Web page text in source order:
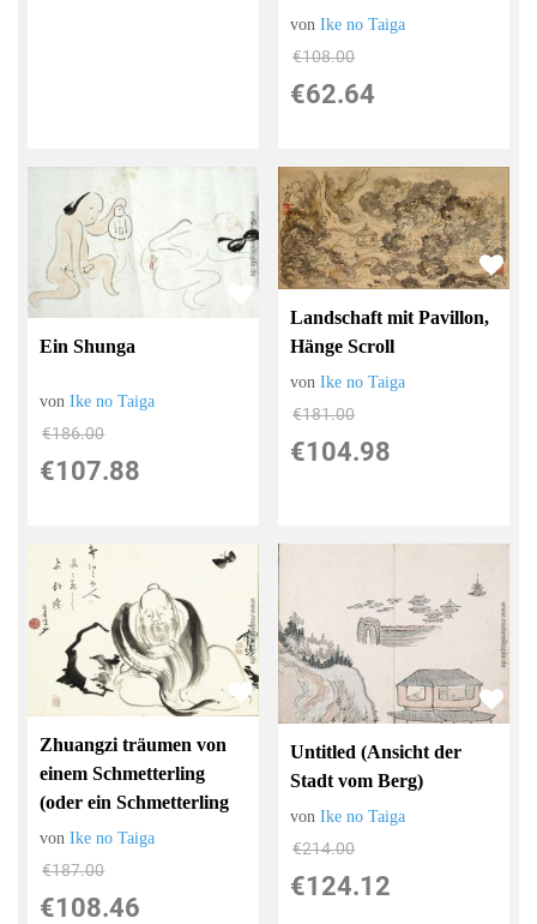
vonIke no Taiga
€108.00
€62.64
Ein Shunga
vonIke no Taiga
€186.00
€107.88
Landschaft mit Pavillon,
Hänge Scroll
vonIke no Taiga
€181.00
€104.98
Zhuangzi träumen von
einem Schmetterling
(oder ein Schmetterling
vonIke no Taiga
€187.00
€108.46
Untitled (Ansicht der
Stadt vom Berg)
vonIke no Taiga
€214.00
€124.12